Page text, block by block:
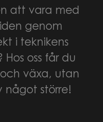
att vara med
genom
i teknikens
oss får du
växa, utan
något större!